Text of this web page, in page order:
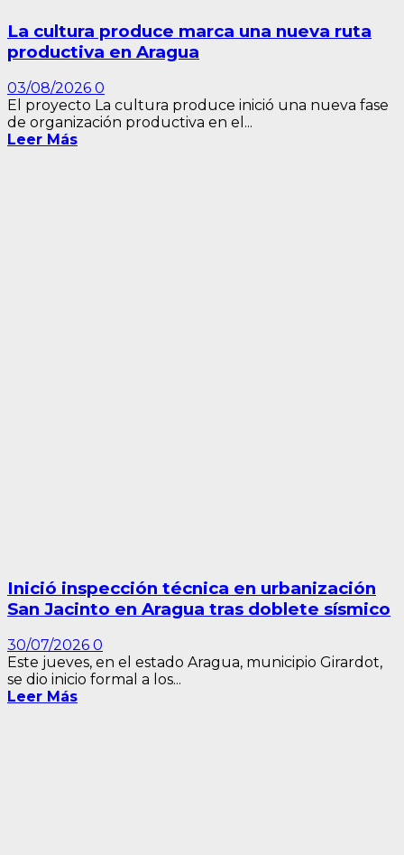
La cultura produce marca una nueva ruta
productiva en Aragua
03/08/2026 0
El proyecto La cultura produce inició una nueva fase
de organización productiva en el...
Leer Más
Inició inspección técnica en urbanización
San Jacinto en Aragua tras doblete sísmico
30/07/2026 0
Este jueves, en el estado Aragua, municipio Girardot,
se dio inicio formal a los...
Leer Más